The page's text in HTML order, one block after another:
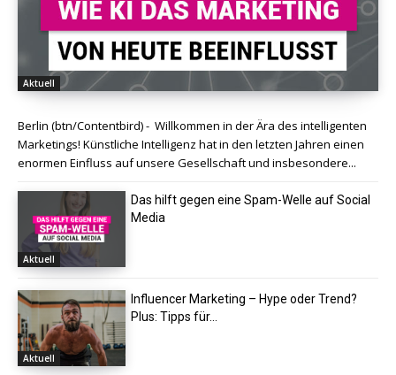
Aktuell
Berlin (btn/Contentbird) - Willkommen in der Ära des intelligenten
Marketings! Künstliche Intelligenz hat in den letzten Jahren einen
enormen Einfluss auf unsere Gesellschaft und insbesondere...
Aktuell
Das hilft gegen eine Spam-Welle auf Social
Media
Aktuell
Influencer Marketing – Hype oder Trend?
Plus: Tipps für...